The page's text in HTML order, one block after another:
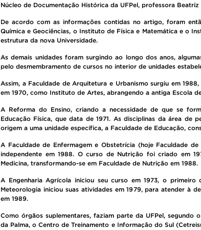
Núcleo de Documentação Histórica da UFPel, professora
De acordo com as informações contidas no artigo, foram
Química e Geociências, o Instituto de Física e Matemática e o
estrutura da nova Universidade.
As demais unidades foram surgindo ao longo dos anos,
pelo desmembramento de cursos no interior de unidades
Assim, a Faculdade de Arquitetura e Urbanismo surgiu em
em 1970, como Instituto de Artes, abrangendo a antiga Escola
A Reforma do Ensino, criando a necessidade de que se
Educação Física, que data de 1971. As disciplinas da área de
origem a uma unidade específica, a Faculdade de Educação,
A Faculdade de Enfermagem e Obstetrícia (hoje Faculdade
independente em 1988. O curso de Nutrição foi criado em
Medicina, transformando-se em Faculdade de Nutrição em 1988.
A Engenharia Agrícola iniciou seu curso em 1973, o
Meteorologia iniciou suas atividades em 1979, para atender à
em 1989.
Como órgãos suplementares, faziam parte da UFPel, segundo
da Palma, o Centro de Treinamento e Informação do Sul